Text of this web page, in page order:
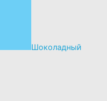
Шоколадный